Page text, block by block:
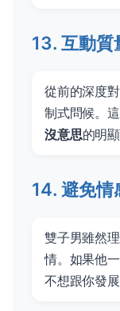
13. 互動質
從前的深度
制式問候。
沒意思的明顯
14. 避免情
雙子男雖然
情。如果他
不想跟你發